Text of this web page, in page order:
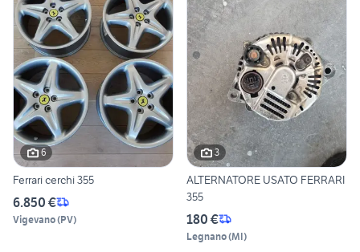
6
Ferrari cerchi 355
6.850 €
Vigevano(PV)
3
ALTERNATORE USATO FERRARI
355
180 €
Legnano(MI)